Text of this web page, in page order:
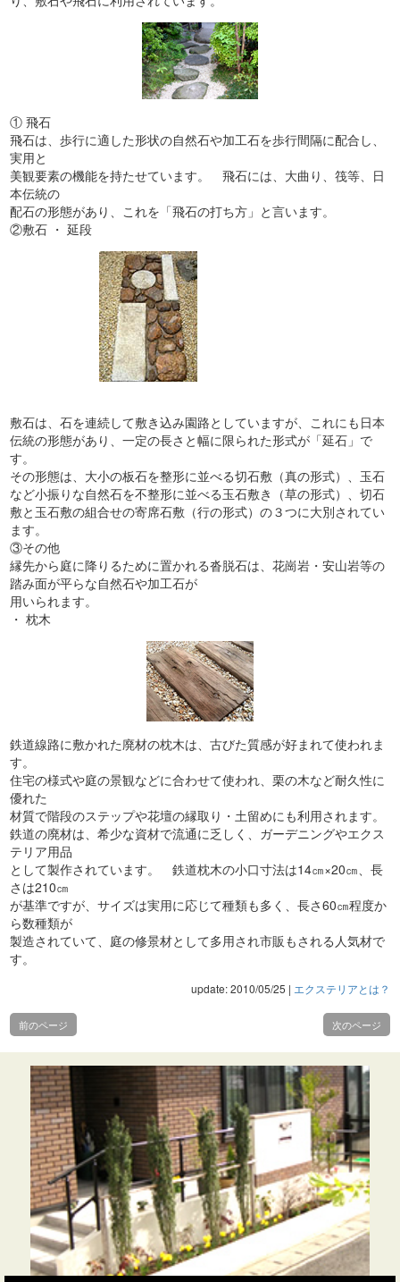
① 飛石
飛石は、歩行に適した形状の自然石や加工石を歩行間隔に配合し、
実用と
美観要素の機能を持たせています。 飛石には、大曲り、筏等、日
本伝統の
配石の形態があり、これを「飛石の打ち方」と言います。
②敷石 ・ 延段
敷石は、石を連続して敷き込み園路としていますが、これにも日本
伝統の形態があり、一定の長さと幅に限られた形式が「延石」で
す。
その形態は、大小の板石を整形に並べる切石敷（真の形式）、玉石
など小振りな自然石を不整形に並べる玉石敷き（草の形式）、切石
敷と玉石敷の組合せの寄席石敷（行の形式）の３つに大別されてい
ます。
③その他
縁先から庭に降りるために置かれる沓脱石は、花崗岩・安山岩等の
踏み面が平らな自然石や加工石が
用いられます。
・ 枕木
鉄道線路に敷かれた廃材の枕木は、古びた質感が好まれて使われま
す。
住宅の様式や庭の景観などに合わせて使われ、栗の木など耐久性に
優れた
材質で階段のステップや花壇の縁取り・土留めにも利用されます。
鉄道の廃材は、希少な資材で流通に乏しく、ガーデニングやエクス
テリア用品
として製作されています。 鉄道枕木の小口寸法は14㎝×20㎝、長
さは210㎝
が基準ですが、サイズは実用に応じて種類も多く、長さ60㎝程度か
ら数種類が
製造されていて、庭の修景材として多用され市販もされる人気材で
す。
update: 2010/05/25 | エクステリアとは？
前のページ 次のページ